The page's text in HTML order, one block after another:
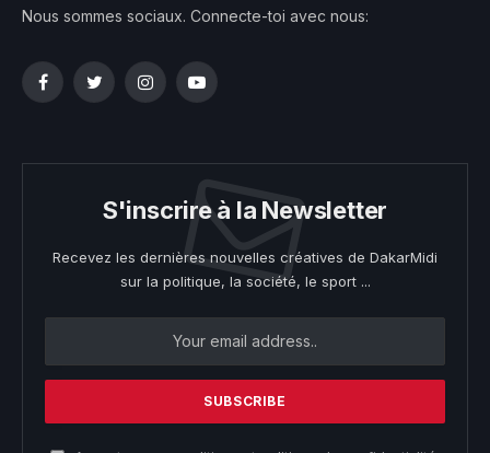
Nous sommes sociaux. Connecte-toi avec nous:
FacebookTwitterInstagramYouTube
S'inscrire à la Newsletter
Recevez les dernières nouvelles créatives de DakarMidi
sur la politique, la société, le sport ...